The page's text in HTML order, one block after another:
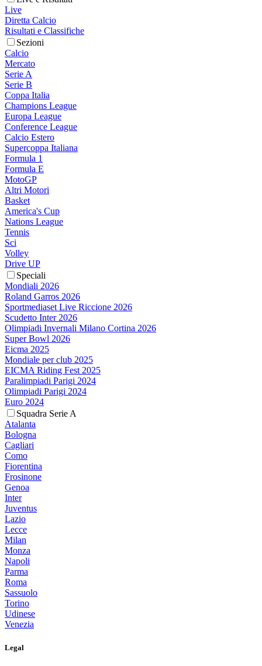
Live
Diretta Calcio
Risultati e Classifiche
Sezioni
Calcio
Mercato
Serie A
Serie B
Coppa Italia
Champions League
Europa League
Conference League
Calcio Estero
Supercoppa Italiana
Formula 1
Formula E
MotoGP
Altri Motori
Basket
America's Cup
Nations League
Tennis
Sci
Volley
Drive UP
Speciali
Mondiali 2026
Roland Garros 2026
Sportmediaset Live Riccione 2026
Scudetto Inter 2026
Olimpiadi Invernali Milano Cortina 2026
Super Bowl 2026
Eicma 2025
Mondiale per club 2025
EICMA Riding Fest 2025
Paralimpiadi Parigi 2024
Olimpiadi Parigi 2024
Euro 2024
Squadra Serie A
Atalanta
Bologna
Cagliari
Como
Fiorentina
Frosinone
Genoa
Inter
Juventus
Lazio
Lecce
Milan
Monza
Napoli
Parma
Roma
Sassuolo
Torino
Udinese
Venezia
Legal